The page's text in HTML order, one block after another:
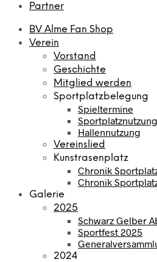
Partner
BV Alme Fan Shop
Verein
Vorstand
Geschichte
Mitglied werden
Sportplatzbelegung
Spieltermine
Hallennutzung
Vereinslied
Kunstrasenplatz
Chronik
Chronik
Galerie
2025
Schwarz Gelber
Sportfest 2025
2024